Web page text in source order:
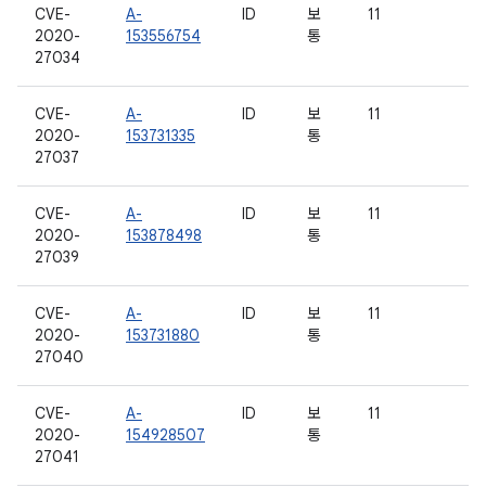
CVE-
2020-
27034
A-
153556754
ID
보
통
11
CVE-
2020-
27037
A-
153731335
ID
보
통
11
CVE-
2020-
27039
A-
153878498
ID
보
통
11
CVE-
2020-
27040
A-
153731880
ID
보
통
11
CVE-
2020-
27041
A-
154928507
ID
보
통
11